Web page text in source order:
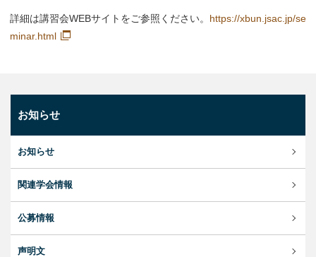
詳細は講習会WEBサイトをご参照ください。 https://xbun.jsac.jp/se
minar.html
お知らせ
お知らせ
関連学会情報
公募情報
声明文